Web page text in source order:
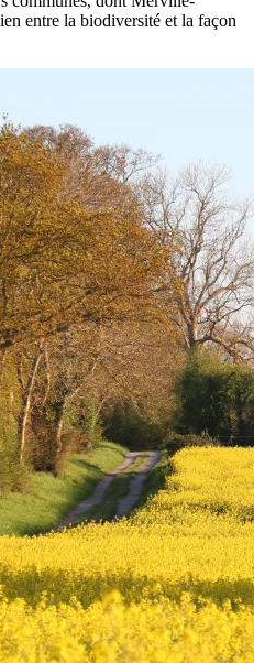
entre la biodiversité et la façon